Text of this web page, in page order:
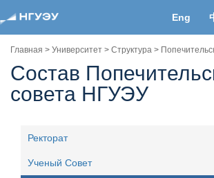
Eng
Главная > Университет > Структура >
Состав
совета НГУЭУ
Ректорат
Ученый Совет